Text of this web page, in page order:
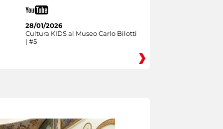
28/01/2026
Cultura KIDS al Museo Carlo Bilotti
| #5